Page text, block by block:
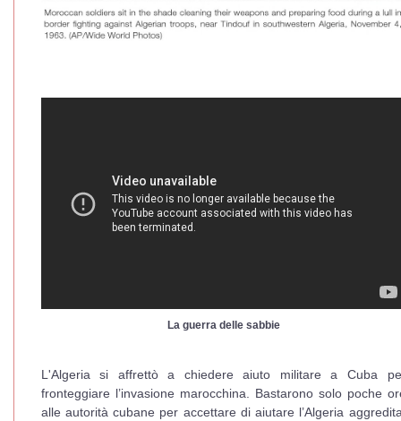
La guerra delle sabbie
L'Algeria si affrettò a chiedere aiuto militare a Cuba
fronteggiare l’invasione marocchina. Bastarono solo poche
alle autorità cubane per accettare di aiutare l’Algeria